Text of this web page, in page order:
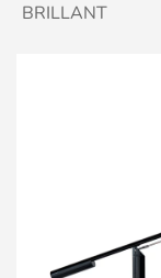
BRILLANT